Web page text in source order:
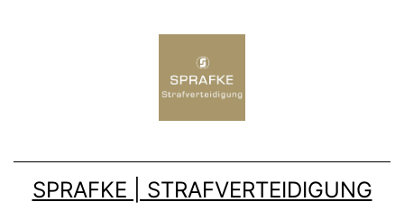
SPRAFKE | STRAFVERTEIDIGUNG